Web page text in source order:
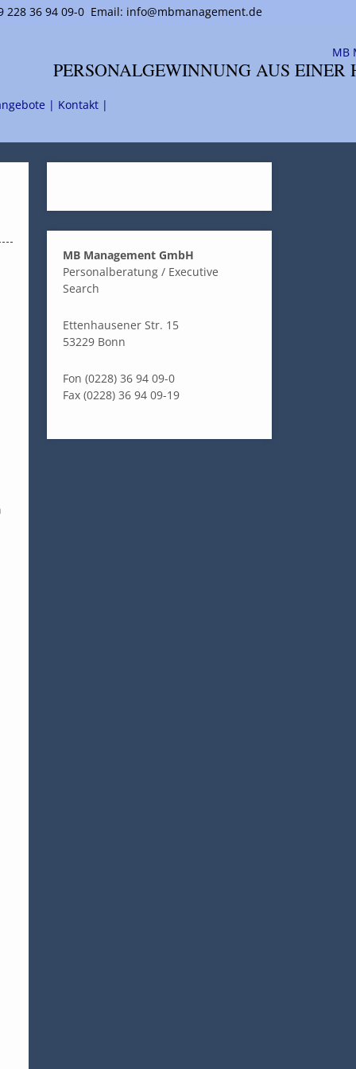
228 36 94 09-0 Email: info@mbmanagement.de
PERSONALGEWINNUNG AUS
| Kontakt |
MB Management GmbH
Personalberatung / Executive
Search
Ettenhausener Str. 15
53229 Bonn
Fon (0228) 36 94 09-0
Fax (0228) 36 94 09-19